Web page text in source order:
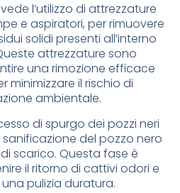
l’utilizzo di attrezzature
e aspiratori, per rimuovere
solidi presenti all’interno
attrezzature sono
una rimozione efficace
minimizzare il rischio di
ambientale.
di spurgo dei pozzi neri
del pozzo nero
scarico. Questa fase è
il ritorno di cattivi odori e
pulizia duratura.